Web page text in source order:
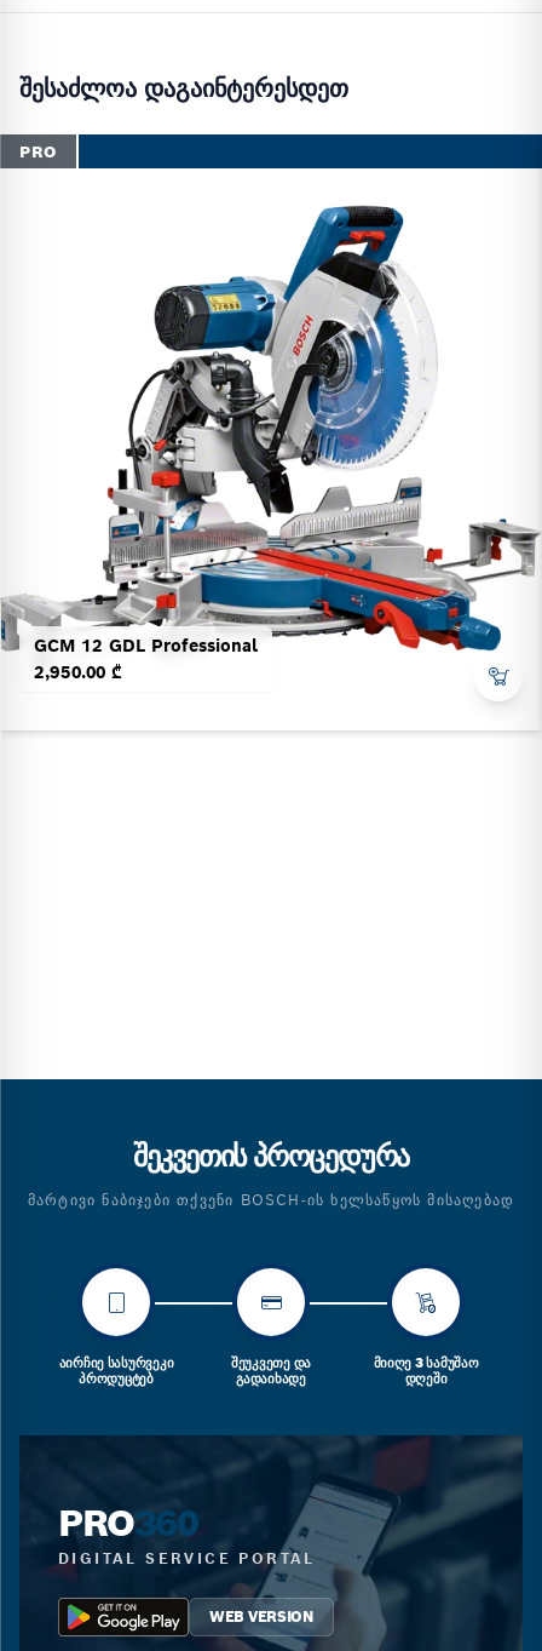
შესაძლოა დაგაინტერესდეთ
PRO
GCM 12 GDL Professional
2,950.00 ₾
ᲨᲔᲙᲕᲔᲗᲘᲡ ᲞᲠᲝᲪᲔᲓᲣᲠᲐ
ᲛᲐᲠᲢᲘᲕᲘ ᲜᲐᲑᲘᲯᲔᲑᲘ ᲗᲥᲕᲔᲜᲘ BOSCH-ᲘᲡ ᲮᲔᲚᲡᲐᲬᲧᲝᲡ ᲛᲘᲡᲐᲦᲔᲑᲐᲓ
ᲐᲘᲠᲩᲘᲔ ᲡᲐᲡᲣᲠᲕᲔᲙᲘ
ᲞᲠᲝᲓᲣᲪᲢᲔᲑ
ᲨᲔᲣᲙᲕᲔᲗᲔ ᲓᲐ
ᲒᲐᲓᲐᲘᲮᲐᲓᲔ
ᲛᲘᲘᲦᲔ 3 ᲡᲐᲛᲣᲨᲐᲝ
ᲓᲦᲔᲨᲘ
PRO360
DIGITAL SERVICE PORTAL
WEB VERSION